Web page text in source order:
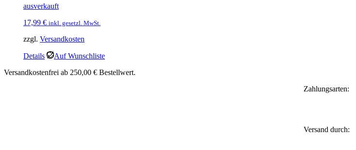
ausverkauft
17,99 € inkl. gesetzl. MwSt.
zzgl. Versandkosten
Details
Auf Wunschliste
Versandkostenfrei ab 250,00 € Bestellwert.
Zahlungsarten:
Versand durch: